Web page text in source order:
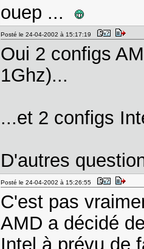
ouep ...
Posté le 24-04-2002 à 15:17:19
Oui 2 configs
1Ghz)...
...et 2 configs
D'autres
Posté le 24-04-2002 à 15:26:55
C'est pas
AMD a décidé
Intel à prévu de